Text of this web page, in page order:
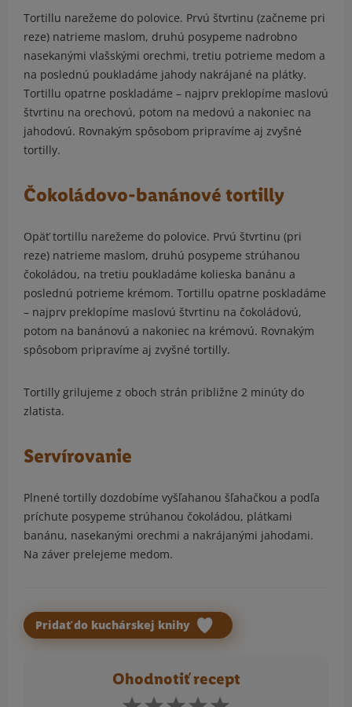
Tortillu narežeme do polovice. Prvú štvrtinu (začneme pri
reze) natrieme maslom, druhú posypeme nadrobno
nasekanými vlašskými orechmi, tretiu potrieme medom a
na poslednú poukladáme jahody nakrájané na plátky.
Tortillu opatrne poskladáme – najprv preklopíme maslovú
štvrtinu na orechovú, potom na medovú a nakoniec na
jahodovú. Rovnakým spôsobom pripravíme aj zvyšné
tortilly.
Čokoládovo-banánové tortilly
Opäť tortillu narežeme do polovice. Prvú štvrtinu (pri
reze) natrieme maslom, druhú posypeme strúhanou
čokoládou, na tretiu poukladáme kolieska banánu a
poslednú potrieme krémom. Tortillu opatrne poskladáme
– najprv preklopíme maslovú štvrtinu na čokoládovú,
potom na banánovú a nakoniec na krémovú. Rovnakým
spôsobom pripravíme aj zvyšné tortilly.
Tortilly grilujeme z oboch strán približne 2 minúty do
zlatista.
Servírovanie
Plnené tortilly dozdobíme vyšľahanou šľahačkou a podľa
príchute posypeme strúhanou čokoládou, plátkami
banánu, nasekanými orechmi a nakrájanými jahodami.
Na záver prelejeme medom.
Pridať do kuchárskej knihy
Ohodnotiť recept